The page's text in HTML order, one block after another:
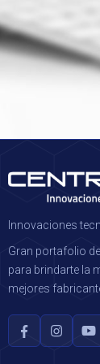
Innovaciones
Gran portafolio
para brindarte la
mejores